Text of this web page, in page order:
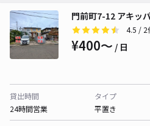
門前町7-12 アキッ
4.5 / 2
¥400〜 / 日
貸出時間
24時間営業
タイプ
平置き